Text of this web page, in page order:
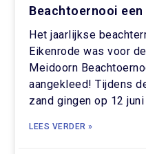
Beachtoernooi
Het jaarlijkse
Eikenrode was voor
Meidoorn
aangekleed! Tijdens
zand gingen op 12 juni
LEES VERDER »